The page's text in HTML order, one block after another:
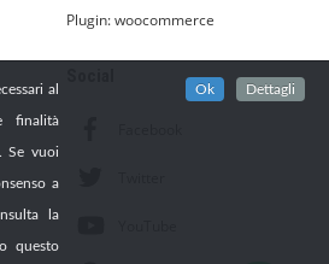
Plugin: woocommerce
al
finalità
Se vuoi
a
la
questo
Ok Dettagli